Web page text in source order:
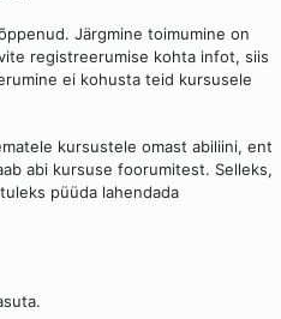
Järgmine toimumine on
registreerumise kohta infot, siis
ei kohusta teid kursusele
kursustele omast abiliini, ent
abi kursuse foorumitest. Selleks,
püüda lahendada